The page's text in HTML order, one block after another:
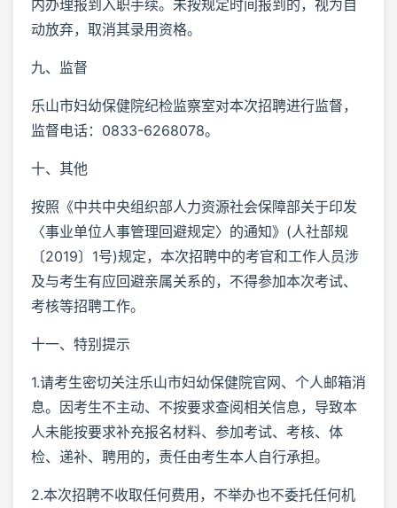
内办理报到入职手续。未按规定时间报到的，视为自
动放弃，取消其录用资格。
九、监督
乐山市妇幼保健院纪检监察室对本次招聘进行监督，
监督电话：0833-6268078。
十、其他
按照《中共中央组织部人力资源社会保障部关于印发
〈事业单位人事管理回避规定〉的通知》(人社部规
〔2019〕1号)规定，本次招聘中的考官和工作人员涉
及与考生有应回避亲属关系的，不得参加本次考试、
考核等招聘工作。
十一、特别提示
1.请考生密切关注乐山市妇幼保健院官网、个人邮箱消
息。因考生不主动、不按要求查阅相关信息，导致本
人未能按要求补充报名材料、参加考试、考核、体
检、递补、聘用的，责任由考生本人自行承担。
2.本次招聘不收取任何费用，不举办也不委托任何机